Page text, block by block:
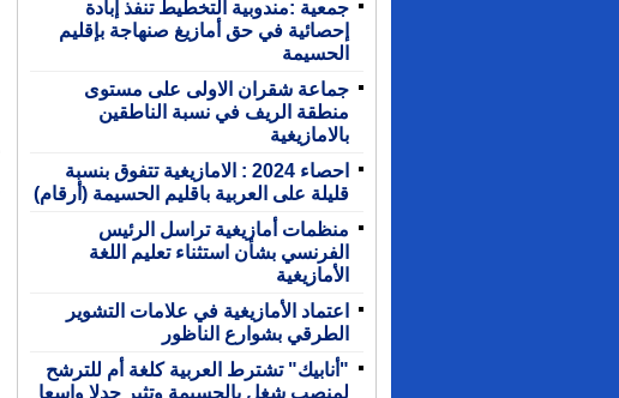
جمعية :مندوبية التخطيط تنفذ إبادة
إحصائية في حق أمازيغ صنهاجة بإقليم
الحسيمة
جماعة شقران الاولى على مستوى
منطقة الريف في نسبة الناطقين
بالامازيغية
احصاء 2024 : الامازيغية تتفوق بنسبة
قليلة على العربية باقليم الحسيمة (أرقام)
منظمات أمازيغية تراسل الرئيس
الفرنسي بشأن استثناء تعليم اللغة
الأمازيغية
اعتماد الأمازيغية في علامات التشوير
الطرقي بشوارع الناظور
"أنابيك" تشترط العربية كلغة أم للترشح
لمنصب شغل بالحسيمة وتثير جدلا واسعا